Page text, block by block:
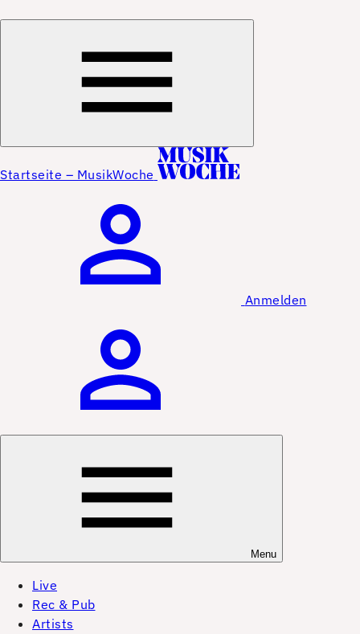
Startseite – MusikWoche
Anmelden
Menu
Live
Rec & Pub
Artists